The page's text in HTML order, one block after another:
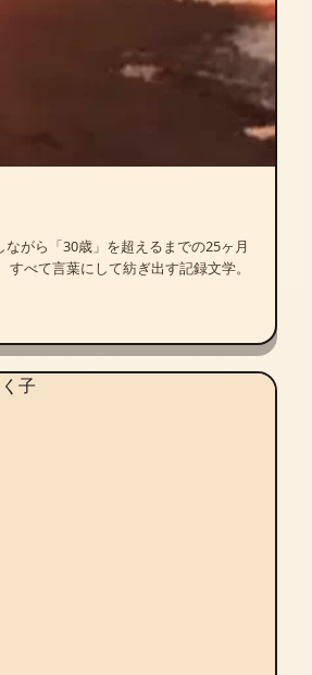
がら「30歳」を超えるまでの25ヶ月
すべて言葉にして紡ぎ出す記録文学。